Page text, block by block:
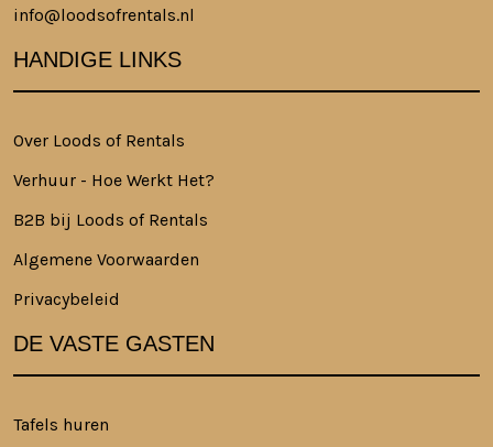
info@loodsofrentals.nl
HANDIGE LINKS
Over Loods of Rentals
Verhuur - Hoe Werkt Het?
B2B bij Loods of Rentals
Algemene Voorwaarden
Privacybeleid
DE VASTE GASTEN
Tafels huren